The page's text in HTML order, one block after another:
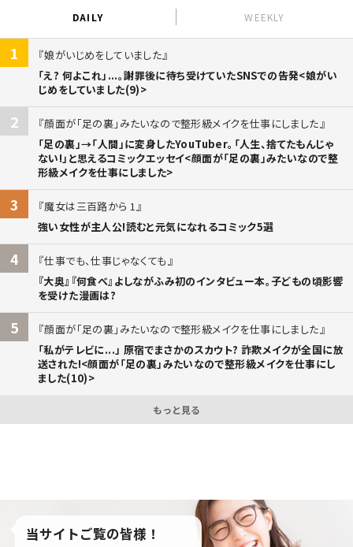
DAILY WEEKLY
1
娘がいじめをしていました
「え? 何よこれ」...。謝罪後に待ち受けていたSNSでの告発<娘がい
じめをしていました(9)>
2
顔面が「足の裏」みたいなので整形級メイクを仕事にしました
「足の裏」→「人間」に変身したYouTuber。「人生、捨てたもんじゃ
ない!」と思えるコミックエッセイ<顔面が「足の裏」みたいなので整
形級メイクを仕事にしました>
3
魔女は三百路から 1
強い女性が主人公!読むと元気になれるコミック5選
4
仕事でも、仕事じゃなくても
『大奥』『何食べ』よしながふみ初のインタビュー本。子どもの頃影響
を受けた漫画は?
5
顔面が「足の裏」みたいなので整形級メイクを仕事にしました
「私がテレビに...」 原宿でまさかのスカウト? 詐欺メイクが全国に放
送された!<顔面が「足の裏」みたいなので整形級メイクを仕事にし
ました(10)>
もっと見る
当サイトご覧の皆様！